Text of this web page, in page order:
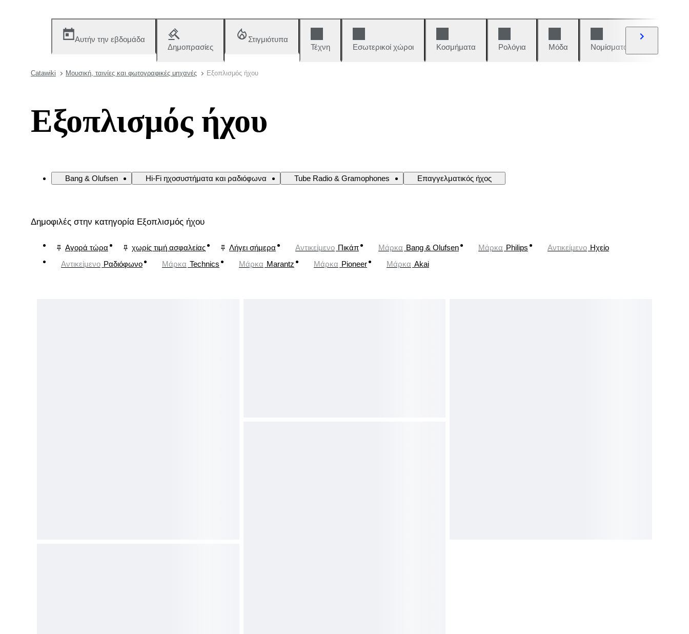
Αυτήν την εβδομάδα
Δημοπρασίες
Στιγμιότυπα
Τέχνη
Εσωτερικοί χώροι Κοσμήματα Ρολόγια Μόδα Νομίσματα και
Catawiki Μουσική, ταινίες και φωτογραφικές μηχανές Εξοπλισμός ήχου
Εξοπλισμός ήχου
Bang & Olufsen Hi-Fi ηχοσυστήματα και ραδιόφωνα Tube Radio & Gramophones Επαγγελματικός ήχος
Δημοφιλές στην κατηγορία Εξοπλισμός ήχου
Αγορά τώρα χωρίς τιμή ασφαλείας Λήγει σήμερα Αντικείμενο Πικάπ Μάρκα Bang & Olufsen Μάρκα Philips Αντικείμενο Ηχείο
Αντικείμενο Ραδιόφωνο Μάρκα Technics Μάρκα Marantz Μάρκα Pioneer Μάρκα Akai